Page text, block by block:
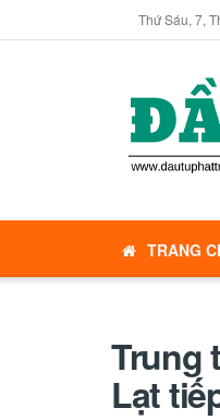
Thứ Sáu, 7,
TRANG
Trung
Lạt